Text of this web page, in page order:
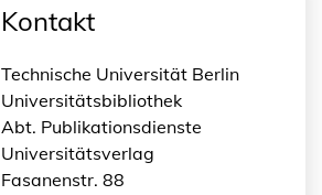
Kontakt
Technische Universität Berlin
Universitätsbibliothek
Abt. Publikationsdienste
Universitätsverlag
Fasanenstr. 88